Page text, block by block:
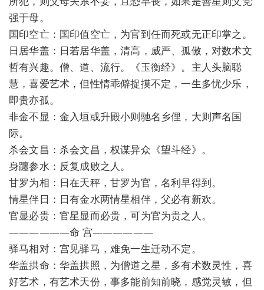
强于母。
国印空亡：国印值空亡，为官到任而死或无正印掌之。
日居华盖：日若居华盖，清高，威严、孤傲，对数术文
哲有兴趣。僧、道、流行。《玉衡经》。主人头脑聪
慧，喜爱艺术，但性情乖僻捉摸不定，一生多忧少乐，
即贵亦孤。
非金不显：金入垣或升殿小则驰名乡俚，大则声名国
际。
杀会文昌：杀会文昌，权谋异众《望斗经》。
身躔参水：反复成败之人。
甘罗为相：日在天秤，甘罗为官，名利早得到。
情星伴日：日有金水两情星相伴，父必有新欢。
官显必贵：官星显而必贵，可为官为贵之人。
——————命 宫——————
驿马相对：宫见驿马，难免一生迁动不定。
华盖拱命：华盖拱照，为僧道之星，多有术数灵性，喜
好艺术，有艺术天份，事多能前知前晓，感觉灵敏，但